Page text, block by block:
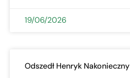
19/06/2026
Odszedł Henryk Nakonieczny